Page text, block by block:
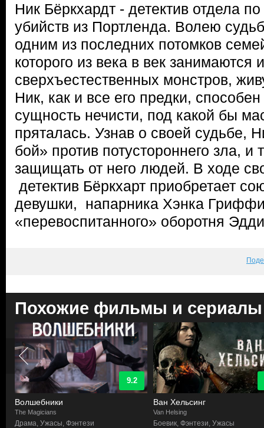
Ник Бёркхардт - детектив отдела
убийств из Портленда. Волею
одним из последних потомков
которого из века в век занимаются
сверхъестественных монстров,
Ник, как и все его предки,
сущность нечисти, под какой бы
пряталась. Узнав о своей судьбе,
бой» против потустороннего зла, и
защищать от него людей. В ходе
детектив Бёркхарт приобретает
девушки, напарника Хэнка
«перевоспитанного» оборотня
Похожие фильмы и сериалы
9.2
Волшебники
The Magicians
Драма, Ужасы, Фэнтези
Ван Хельсинг
Van Helsing
Боевик, Фэнтези, Ужасы